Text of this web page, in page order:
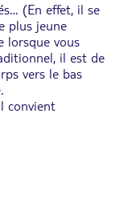
(En effet, il se
plus jeune
lorsque vous
il est de
vers le bas
convient